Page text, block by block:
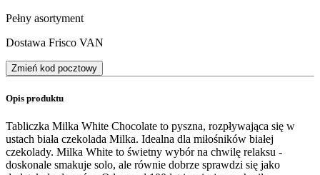
Pełny asortyment
Dostawa Frisco VAN
Zmień kod pocztowy
Opis produktu
Tabliczka Milka White Chocolate to pyszna, rozpływająca się w
ustach biała czekolada Milka. Idealna dla miłośników białej
czekolady. Milka White to świetny wybór na chwilę relaksu -
doskonale smakuje solo, ale równie dobrze sprawdzi się jako